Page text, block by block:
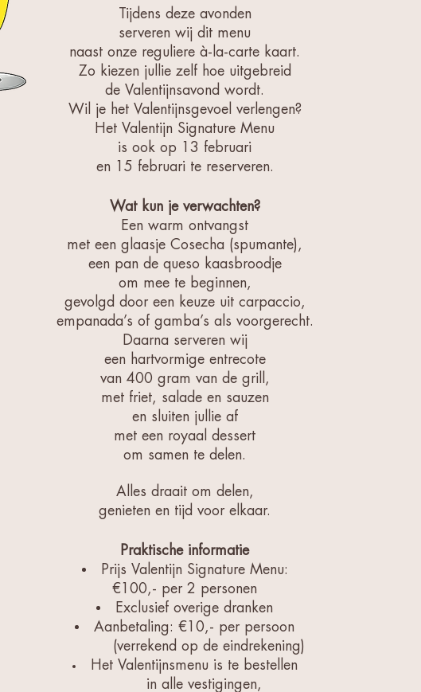
Tijdens deze avonden
serveren wij dit menu
naast onze reguliere à-la-carte kaart.
Zo kiezen jullie zelf hoe uitgebreid
de Valentijnsavond wordt.
Wil je het Valentijnsgevoel verlengen?
Het Valentijn Signature Menu
is ook op 13 februari
en 15 februari te reserveren.
Wat kun je verwachten?
Een warm ontvangst
met een glaasje Cosecha (spumante),
een pan de queso kaasbroodje
om mee te beginnen,
gevolgd door een keuze uit carpaccio,
empanada’s of gamba’s als voorgerecht.
Daarna serveren wij
een hartvormige entrecote
van 400 gram van de grill,
met friet, salade en sauzen
en sluiten jullie af
met een royaal dessert
om samen te delen.
Alles draait om delen,
genieten en tijd voor elkaar.
Praktische informatie
Prijs Valentijn Signature Menu:
€100,- per 2 personen
Exclusief overige dranken
Aanbetaling: €10,- per persoon
(verrekend op de eindrekening)
Het Valentijnsmenu is te bestellen
in alle vestigingen,